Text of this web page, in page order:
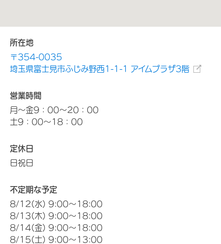
所在地
〒354-0035
埼玉県富士見市ふじみ野西1-1-1 アイムプラザ3階
営業時間
月～金9：00～20：00
土9：00～18：00
定休日
日祝日
不定期な予定
8/12(水) 9:00～18:00
8/13(木) 9:00～18:00
8/14(金) 9:00～18:00
8/15(土) 9:00～13:00